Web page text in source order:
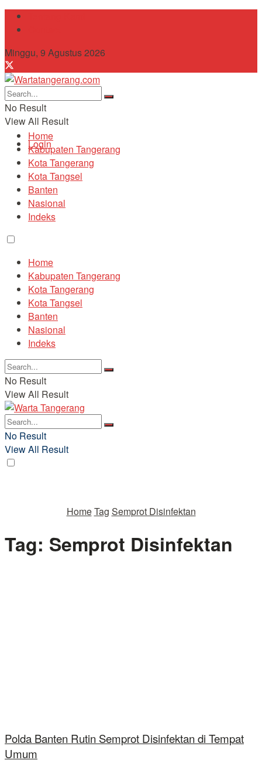
Minggu, 9 Agustus 2026
No Result
View All Result
Login
Home
Kabupaten Tangerang
Kota Tangerang
Kota Tangsel
Banten
Nasional
Indeks
Home
Kabupaten Tangerang
Kota Tangerang
Kota Tangsel
Banten
Nasional
Indeks
No Result
View All Result
No Result
View All Result
HomeTag Semprot Disinfektan
Tag: Semprot Disinfektan
Polda Banten Rutin Semprot Disinfektan di Tempat
Umum